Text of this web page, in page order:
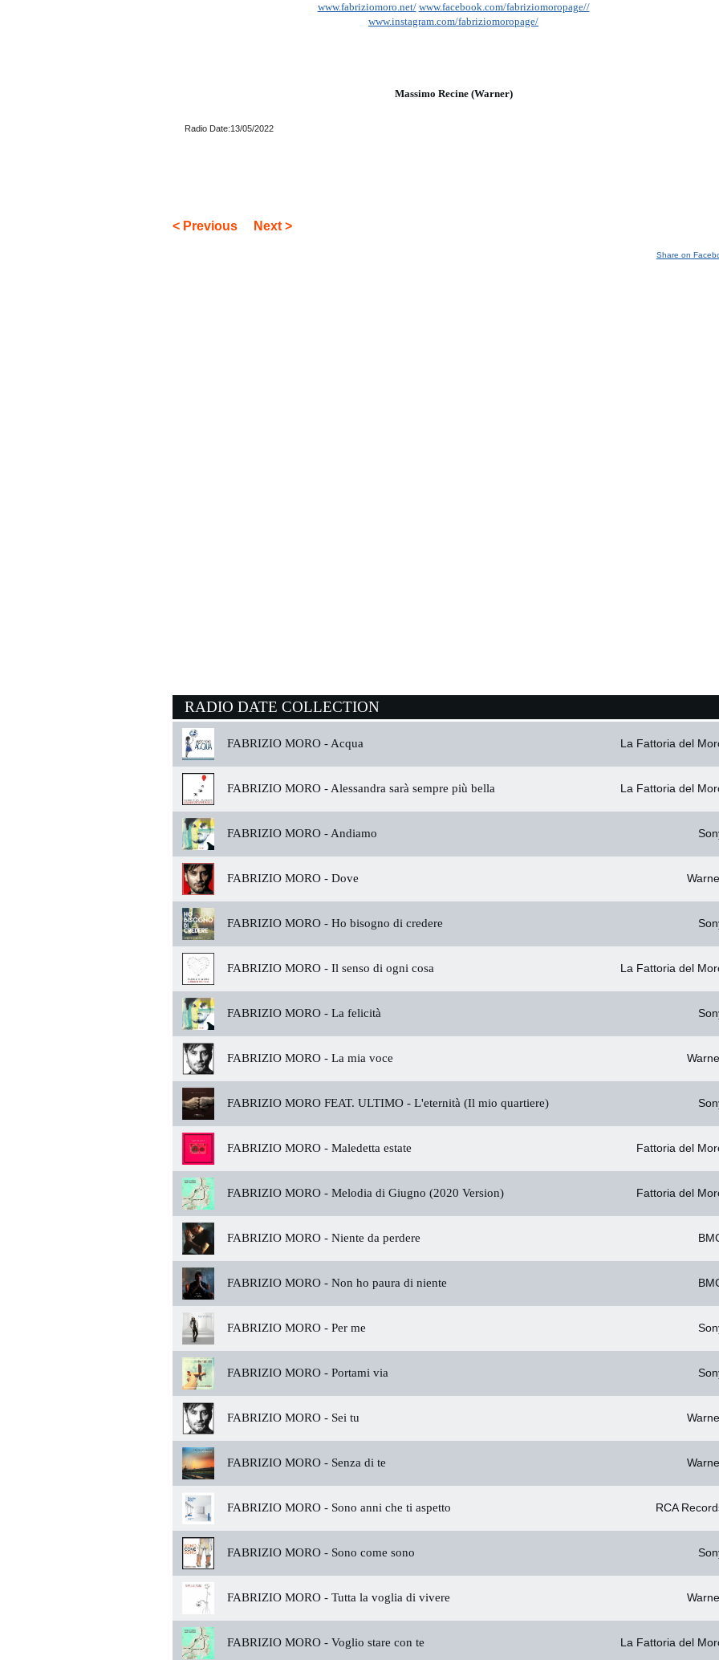
www.fabriziomoro.net/ www.facebook.com/fabriziomoropage//
www.instagram.com/fabriziomoropage/
Massimo Recine (Warner)
Radio Date:13/05/2022
< Previous Next >
Share on
RADIO DATE COLLECTION
FABRIZIO MORO - Acqua La Fattoria del
FABRIZIO MORO - Alessandra sarà sempre più bella La Fattoria del
FABRIZIO MORO - Andiamo
FABRIZIO MORO - Dove
FABRIZIO MORO - Ho bisogno di credere
FABRIZIO MORO - Il senso di ogni cosa La Fattoria del
FABRIZIO MORO - La felicità
FABRIZIO MORO - La mia voce
FABRIZIO MORO FEAT. ULTIMO - L'eternità (Il mio quartiere)
FABRIZIO MORO - Maledetta estate Fattoria del
FABRIZIO MORO - Melodia di Giugno (2020 Version) Fattoria del
FABRIZIO MORO - Niente da perdere
FABRIZIO MORO - Non ho paura di niente
FABRIZIO MORO - Per me
FABRIZIO MORO - Portami via
FABRIZIO MORO - Sei tu
FABRIZIO MORO - Senza di te
FABRIZIO MORO - Sono anni che ti aspetto RCA
FABRIZIO MORO - Sono come sono
FABRIZIO MORO - Tutta la voglia di vivere
FABRIZIO MORO - Voglio stare con te La Fattoria del